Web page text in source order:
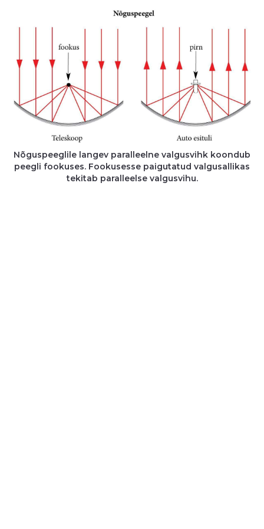
Nõguspeeglile langev paralleelne valgusvihk koondub
peegli fookuses. Fookusesse paigutatud valgusallikas
tekitab paralleelse valgusvihu.